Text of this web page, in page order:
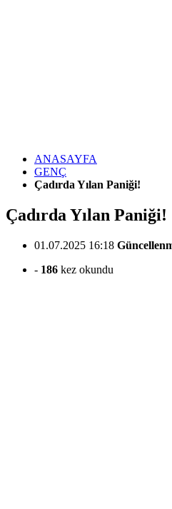
ANASAYFA
GENÇ
Çadırda Yılan Paniği!
Çadırda Yılan Paniği!
01.07.2025 16:18
- 186 kez okundu